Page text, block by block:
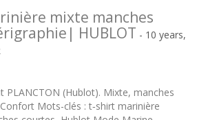
mixte manches
HUBLOT - 10 years,
PLANCTON (Hublot). Mixte, manches
Mots-clés : t‑shirt marinière